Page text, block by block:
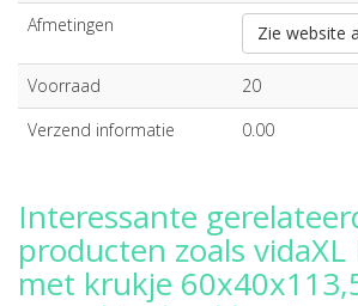
Afmetingen
Zie website
Voorraad
20
Verzend informatie
0.00
Interessante
producten zoals
met krukje